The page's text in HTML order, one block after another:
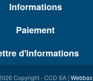
Informations
Copyright - CCD SA | Webbax
Paiement
d'informations